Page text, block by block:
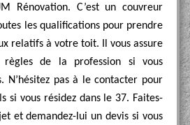
Rénovation. C’est un couvreur
les qualifications pour prendre
relatifs à votre toit. Il vous assure
règles de la profession si vous
N’hésitez pas à le contacter pour
si vous résidez dans le 37. Faites-
et demandez-lui un devis si vous